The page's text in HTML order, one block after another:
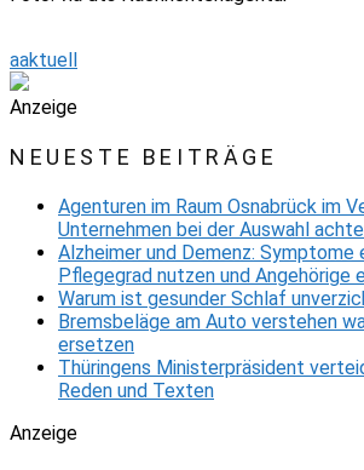
aaktuell
Anzeige
NEUESTE BEITRÄGE
Agenturen im Raum Osnabrück im
Unternehmen bei der Auswahl
Alzheimer und Demenz: Symptome
Pflegegrad nutzen und Angehörige
Warum ist gesunder Schlaf
Bremsbeläge am Auto verstehen
ersetzen
Thüringens Ministerpräsident
Reden und Texten
Anzeige